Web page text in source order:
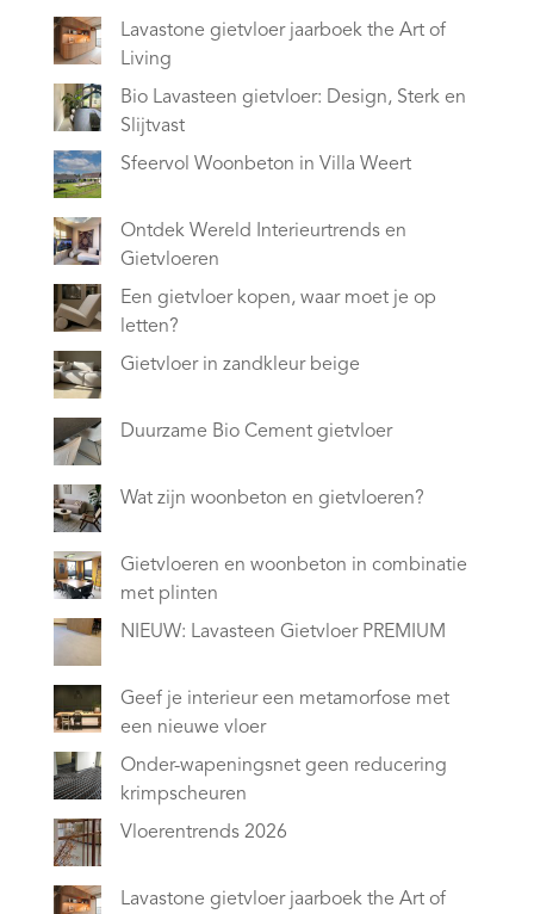
Lavastone gietvloer jaarboek the Art of
Living
Bio Lavasteen gietvloer: Design, Sterk en
Slijtvast
Sfeervol Woonbeton in Villa Weert
Ontdek Wereld Interieurtrends en
Gietvloeren
Een gietvloer kopen, waar moet je op
letten?
Gietvloer in zandkleur beige
Duurzame Bio Cement gietvloer
Wat zijn woonbeton en gietvloeren?
Gietvloeren en woonbeton in combinatie
met plinten
NIEUW: Lavasteen Gietvloer PREMIUM
Geef je interieur een metamorfose met
een nieuwe vloer
Onder-wapeningsnet geen reducering
krimpscheuren
Vloerentrends 2026
Lavastone gietvloer jaarboek the Art of